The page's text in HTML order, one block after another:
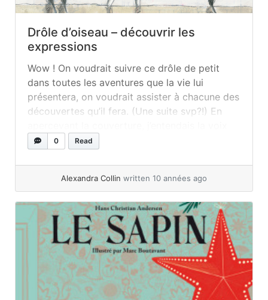
Drôle d’oiseau – découvrir les
expressions
Wow ! On voudrait suivre ce drôle de petit
dans toutes les aventures que la vie lui
présentera, on voudrait assister à chacune des
découvertes qu’il fera. (Une suite svp?!) En
du petit garçon murmurer « aller, aller, vole,
de haut... »read more
0 Read
Alexandra Collin written 10 années ago